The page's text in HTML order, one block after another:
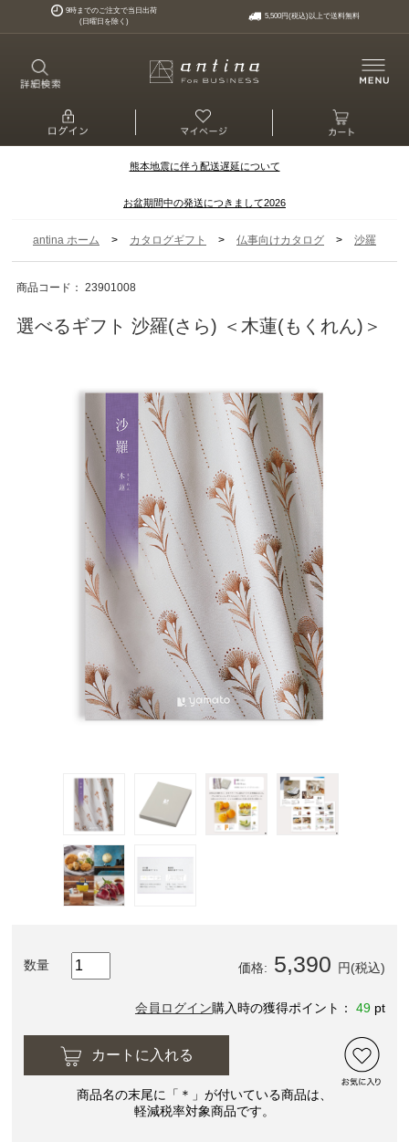
9時までのご注文で当日出荷
(日曜日を除く)
5,500円(税込)以上で送料無料
熊本地震に伴う配送遅延について
お盆期間中の発送につきまして2026
antina ホーム > カタログギフト > 仏事向けカタログ > 沙羅
商品コード： 23901008
選べるギフト 沙羅(さら) ＜木蓮(もくれん)＞
数量 価格: 5,390 円(税込)
会員ログイン購入時の獲得ポイント： 49 pt
カートに入れる
商品名の末尾に「＊」が付いている商品は、
軽減税率対象商品です。